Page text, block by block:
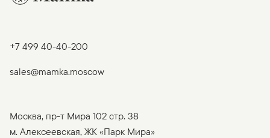
+7 499 40-40-200
sales@mamka.moscow
Москва, пр-т Мира 102 стр. 38
м. Алексеевская, ЖК «Парк Мира»